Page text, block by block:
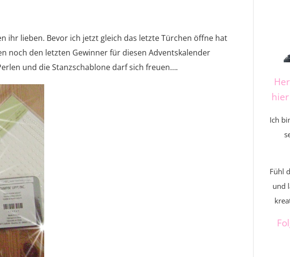
ihr lieben. Bevor ich jetzt gleich das letzte Türchen öffne hat
noch den letzten Gewinner für diesen Adventskalender
und die Stanzschablone darf sich freuen….
Ich
Fühl
und